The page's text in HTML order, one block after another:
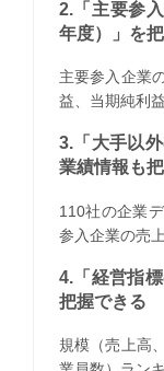
2.「主要参
年度）」を
主要参入企業
益、当期純利
3.「大手以
業績情報も
110社の企業
参入企業の売
4.「経営指
把握できる
規模（売上高